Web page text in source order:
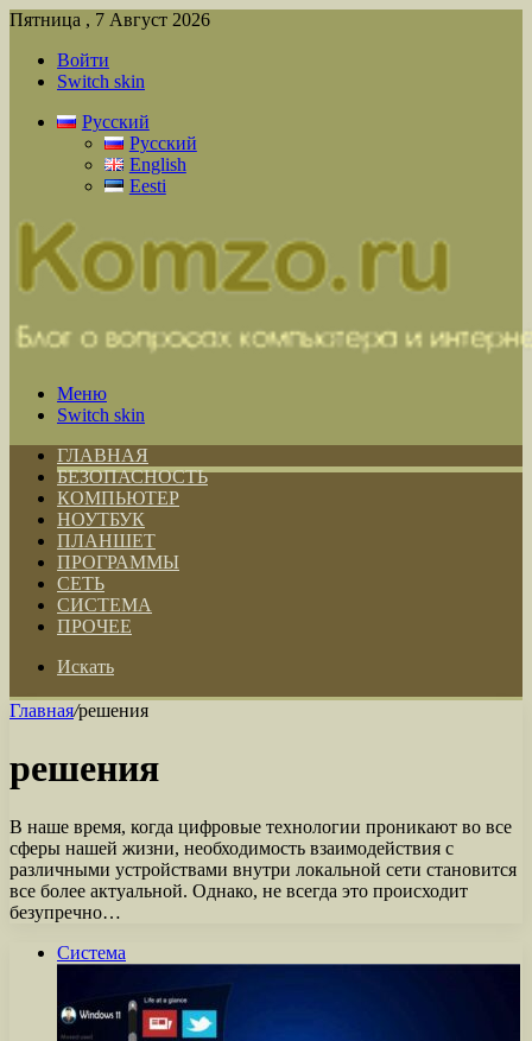
Пятница , 7 Август 2026
Войти
Switch skin
Русский
Русский
English
Eesti
Меню
Switch skin
ГЛАВНАЯ
БЕЗОПАСНОСТЬ
КОМПЬЮТЕР
НОУТБУК
ПЛАНШЕТ
ПРОГРАММЫ
СЕТЬ
СИСТЕМА
ПРОЧЕЕ
Искать
Главная/решения
решения
В наше время, когда цифровые технологии проникают во все
сферы нашей жизни, необходимость взаимодействия с
различными устройствами внутри локальной сети становится
все более актуальной. Однако, не всегда это происходит
безупречно…
Система